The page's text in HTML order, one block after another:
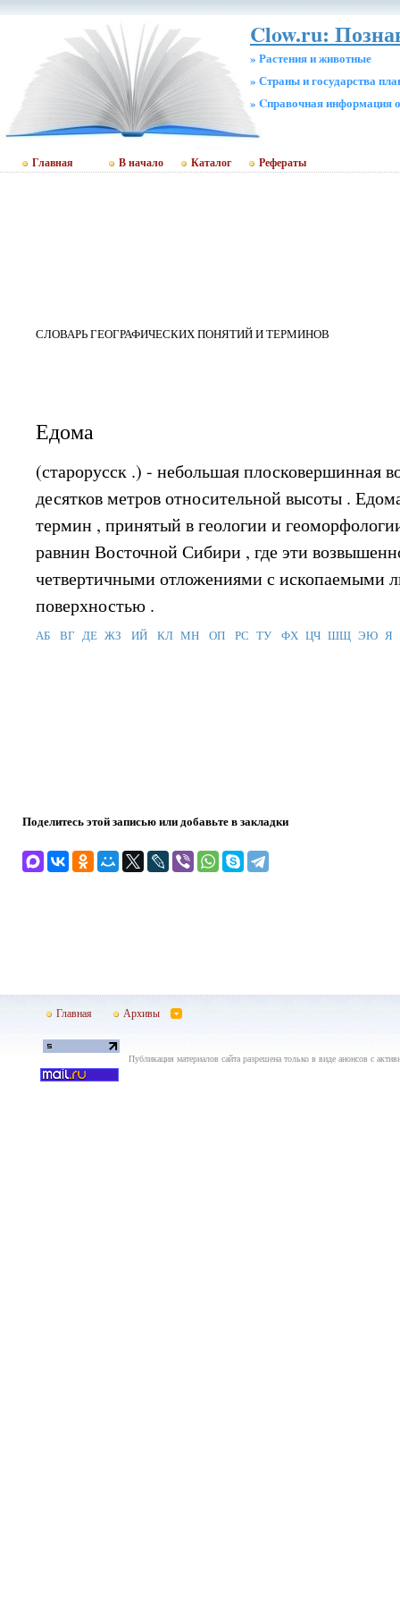
Clow.ru:
» Растения и животные
» Страны и государства
» Cправочная информация
Главная В начало Каталог Рефераты
СЛОВАРЬ ГЕОГРАФИЧЕСКИХ ПОНЯТИЙ И ТЕРМИНОВ
Едома
(старорусск .) - небольшая плосковершинная
десятков метров относительной высоты .
термин , принятый в геологии и
равнин Восточной Сибири , где эти
четвертичными отложениями с ископаемыми
поверхностью .
АБ ВГ ДЕ ЖЗ ИЙ КЛ МН ОП РС ТУ ФХ ЦЧ ШЩ ЭЮ Я
Поделитесь этой записью или добавьте в закладки
Главная Архивы
Публикация материалов сайта разрешена только в виде анонсов с